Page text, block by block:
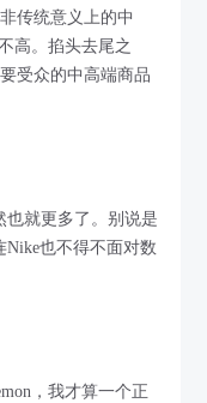
传统意义上的中
高。掐头去尾之
受众的中高端商品
也就更多了。别说是
Nike也不得不面对数
，我才算一个正